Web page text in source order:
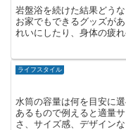
岩盤浴を続けた結果どう
お家でもできるグッズが
れいにしたり、身体の疲
ライフスタイル
水筒の容量は何を目安に
あるもので例えると適量
さ、サイズ感、デザイン